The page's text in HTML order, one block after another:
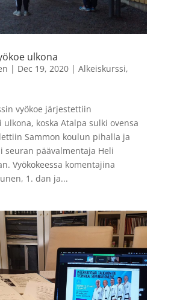
ulkona
| Dec 19, 2020| Alkeiskurssi,
vyökoe järjestettiin
ulkona, koska Atalpa sulki ovensa
Sammon koulun pihalla ja
seuran päävalmentaja Heli
Vyökokeessa komentajina
1. dan ja...